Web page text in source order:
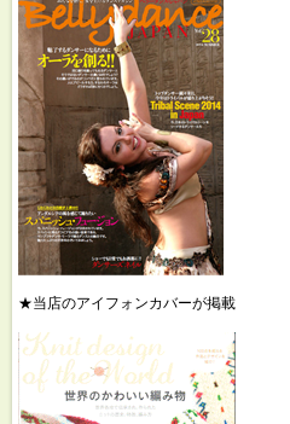
★当店のアイフォンカバーが掲載